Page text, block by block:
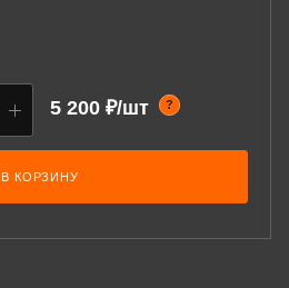
5 200 ₽/шт ?
В КОРЗИНУ